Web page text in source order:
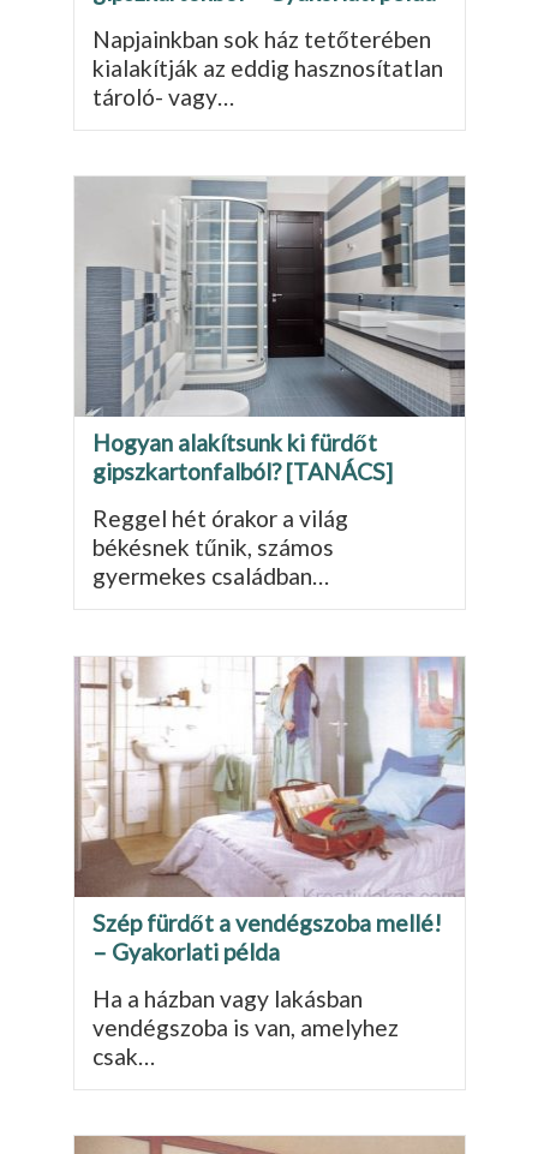
Napjainkban sok ház tetőterében
kialakítják az eddig hasznosítatlan
tároló- vagy…
Hogyan alakítsunk ki fürdőt
gipszkartonfalból? [TANÁCS]
Reggel hét órakor a világ
békésnek tűnik, számos
gyermekes családban…
Szép fürdőt a vendégszoba mellé!
– Gyakorlati példa
Ha a házban vagy lakásban
vendégszoba is van, amelyhez
csak…